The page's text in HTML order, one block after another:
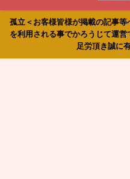
孤立＜お客様皆様が掲載の記事
を利用される事でかろうじて運
足労頂き誠に